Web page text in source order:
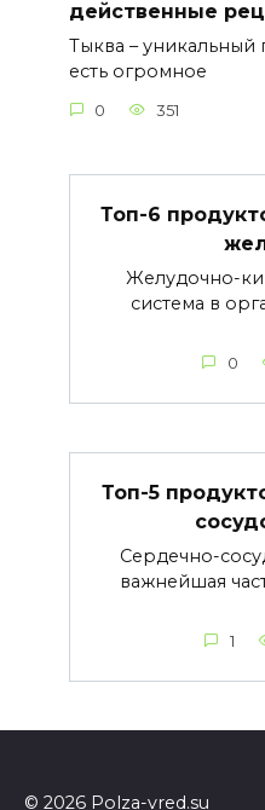
действенные
Тыква – уникальный
есть огромное
0 351
Топ-6
Желудочно-
система в
0
Топ-5
Сердечно-
важнейшая
1
© 2026 Polza-vred.su